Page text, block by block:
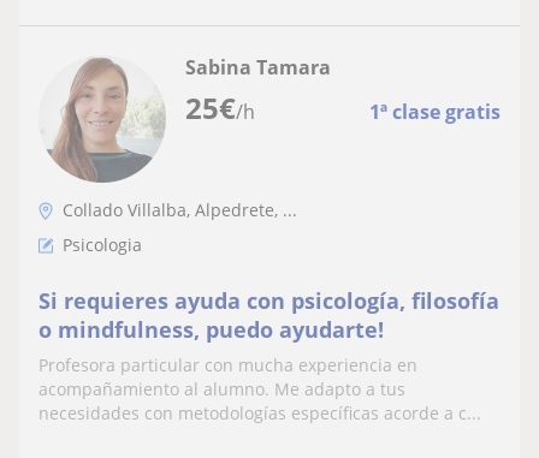
25€/h 1ª clase gratis
Sabina Tamara
Collado Villalba, Alpedrete, ...
Psicologia
Si requieres ayuda con psicología, filosofía
o mindfulness, puedo ayudarte!
Profesora particular con mucha experiencia en
acompañamiento al alumno. Me adapto a tus
necesidades con metodologías específicas acorde a c...